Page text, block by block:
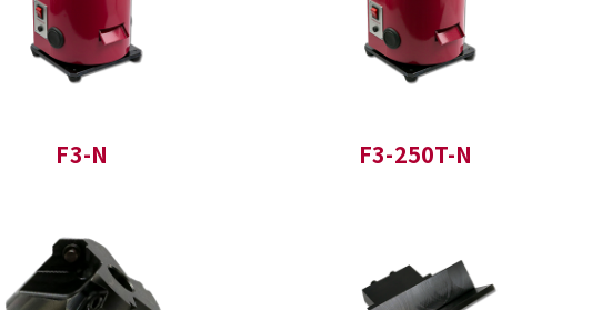
F3-N F3-250T-N